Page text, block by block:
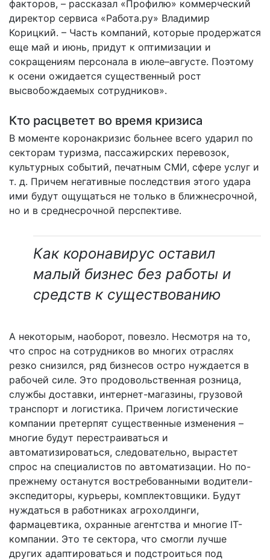
факторов, – рассказал «Профилю» коммерческий
директор сервиса «Работа.ру» Владимир
Корицкий. – Часть компаний, которые продержатся
еще май и июнь, придут к оптимизации и
сокращениям персонала в июле–августе. Поэтому
к осени ожидается существенный рост
высвобождаемых сотрудников».
Кто расцветет во время кризиса
В моменте коронакризис больнее всего ударил по
секторам туризма, пассажирских перевозок,
культурных событий, печатным СМИ, сфере услуг и
т. д. Причем негативные последствия этого удара
ими будут ощущаться не только в ближнесрочной,
но и в среднесрочной перспективе.
Как коронавирус оставил
малый бизнес без работы и
средств к существованию
А некоторым, наоборот, повезло. Несмотря на то,
что спрос на сотрудников во многих отраслях
резко снизился, ряд бизнесов остро нуждается в
рабочей силе. Это продовольственная розница,
службы доставки, интернет-магазины, грузовой
транспорт и логистика. Причем логистические
компании претерпят существенные изменения –
многие будут перестраиваться и
автоматизироваться, следовательно, вырастет
спрос на специалистов по автоматизации. Но по-
прежнему останутся востребованными водители-
экспедиторы, курьеры, комплектовщики. Будут
нуждаться в работниках агрохолдинги,
фармацевтика, охранные агентства и многие IT-
компании. Это те сектора, что смогли лучше
других адаптироваться и подстроиться под